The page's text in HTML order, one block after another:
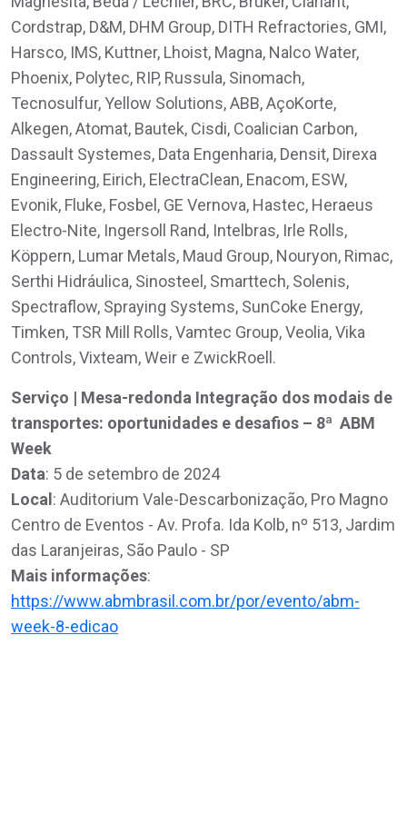
Cordstrap, D&M, DHM Group, DITH Refractories, GMI,
Harsco, IMS, Kuttner, Lhoist, Magna, Nalco Water,
Phoenix, Polytec, RIP, Russula, Sinomach,
Tecnosulfur, Yellow Solutions, ABB, AçoKorte,
Alkegen, Atomat, Bautek, Cisdi, Coalician Carbon,
Dassault Systemes, Data Engenharia, Densit, Direxa
Engineering, Eirich, ElectraClean, Enacom, ESW,
Evonik, Fluke, Fosbel, GE Vernova, Hastec, Heraeus
Electro-Nite, Ingersoll Rand, Intelbras, Irle Rolls,
Köppern, Lumar Metals, Maud Group, Nouryon, Rimac,
Serthi Hidráulica, Sinosteel, Smarttech, Solenis,
Spectraflow, Spraying Systems, SunCoke Energy,
Timken, TSR Mill Rolls, Vamtec Group, Veolia, Vika
Controls, Vixteam, Weir e ZwickRoell.
Serviço | Mesa-redonda Integração dos modais de
transportes: oportunidades e desafios – 8ª ABM
Week
Data: 5 de setembro de 2024
Local: Auditorium Vale-Descarbonização, Pro Magno
Centro de Eventos - Av. Profa. Ida Kolb, nº 513, Jardim
das Laranjeiras, São Paulo - SP
Mais informações:
https://www.abmbrasil.com.br/por/evento/abm-
week-8-edicao